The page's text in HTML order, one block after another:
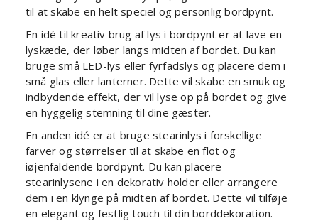
til at skabe en helt speciel og personlig bordpynt.
En idé til kreativ brug af lys i bordpynt er at lave en
lyskæde, der løber langs midten af bordet. Du kan
bruge små LED-lys eller fyrfadslys og placere dem i
små glas eller lanterner. Dette vil skabe en smuk og
indbydende effekt, der vil lyse op på bordet og give
en hyggelig stemning til dine gæster.
En anden idé er at bruge stearinlys i forskellige
farver og størrelser til at skabe en flot og
iøjenfaldende bordpynt. Du kan placere
stearinlysene i en dekorativ holder eller arrangere
dem i en klynge på midten af bordet. Dette vil tilføje
en elegant og festlig touch til din borddekoration.